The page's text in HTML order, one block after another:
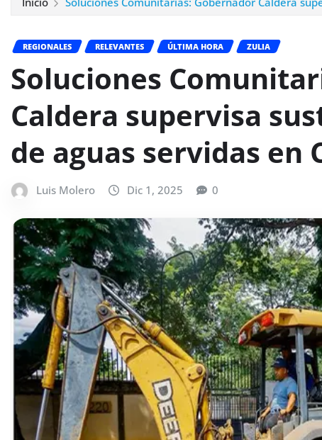
REGIONALES RELEVANTES ÚLTIMA HORA ZULIA
Soluciones
Caldera supervisa
de aguas servidas en
Luis Molero Dic 1, 2025 0